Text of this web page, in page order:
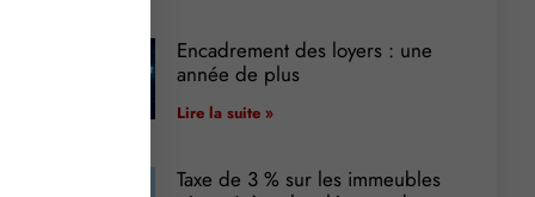
Encadrement des loyers : une
année de plus
Lire la suite »
Taxe de 3 % sur les immeubles